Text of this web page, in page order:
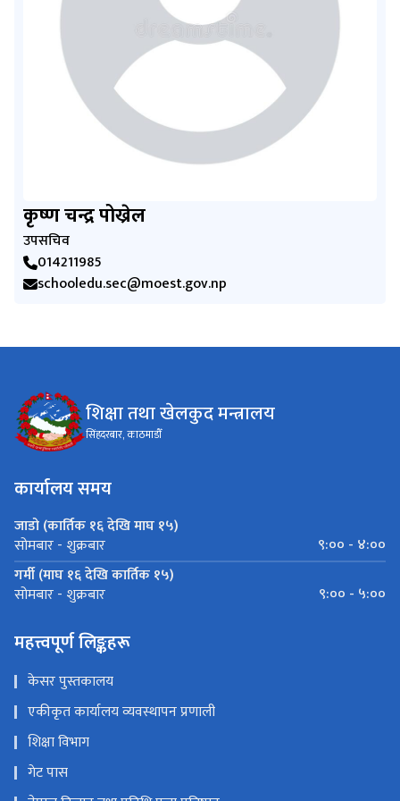
कृष्ण चन्द्र पोख्रेल
उपसचिव
014211985
schooledu.sec@moest.gov.np
शिक्षा तथा खेलकुद मन्त्रालय
सिंहदरबार, काठमाडौँ
कार्यालय समय
जाडो (कार्तिक १६ देखि माघ १५)
सोमबार - शुक्रबार
९:०० - ४:००
गर्मी (माघ १६ देखि कार्तिक १५)
सोमबार - शुक्रबार ९:०० - ५:००
महत्त्वपूर्ण लिङ्कहरू
केसर पुस्तकालय
एकीकृत कार्यालय व्यवस्थापन प्रणाली
शिक्षा विभाग
गेट पास